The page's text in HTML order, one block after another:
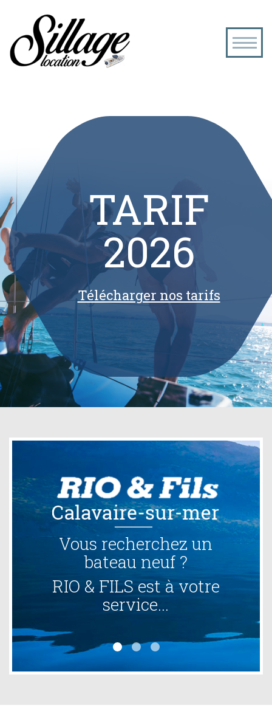
Menu
TARIF
2026
Télécharger nos tarifs
recherchez un
bateau neuf ?
& FILS est à votre
RIO